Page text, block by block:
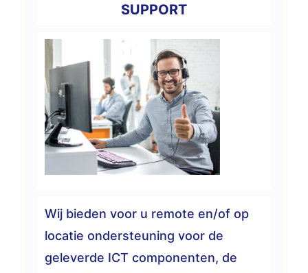
SUPPORT
Wij bieden voor u remote en/of op
locatie ondersteuning voor de
geleverde ICT componenten, de